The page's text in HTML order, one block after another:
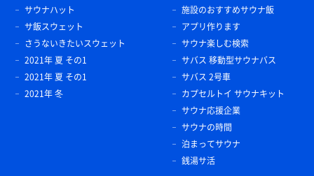
サウナハット
サ飯スウェット
さうないきたいスウェット
2021年 夏 その1
2021年 夏 その1
2021年 冬
施設のおすすめサウナ飯
アプリ作ります
サウナ楽しむ検索
サバス 移動型サウナバス
サバス 2号車
カプセルトイ サウナキット
サウナ応援企業
サウナの時間
泊まってサウナ
銭湯サ活